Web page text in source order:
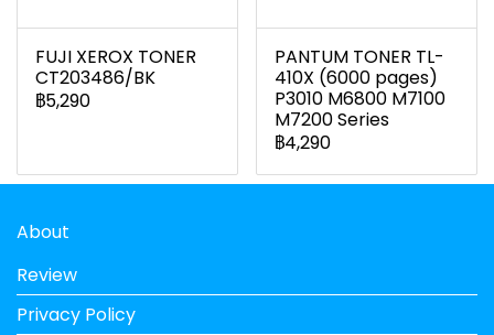
FUJI XEROX TONER
CT203486/BK
฿5,290
PANTUM TONER TL-
410X (6000 pages)
P3010 M6800 M7100
M7200 Series
฿4,290
About
Review
Privacy Policy